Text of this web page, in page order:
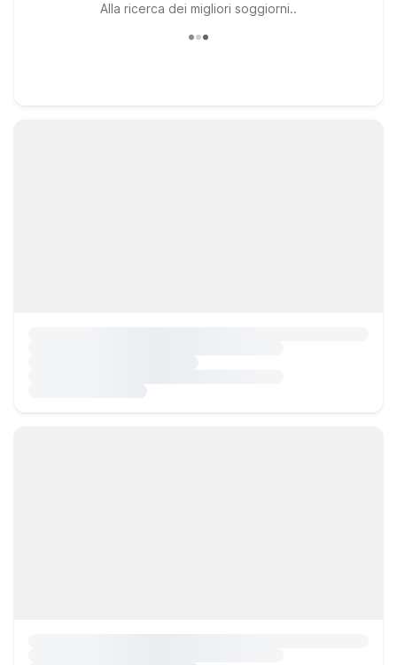
Alla ricerca dei migliori soggiorni..